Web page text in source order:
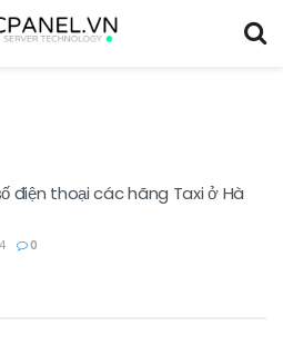
điện thoại các hãng Taxi ở Hà
0